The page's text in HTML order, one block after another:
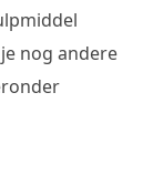
nog andere